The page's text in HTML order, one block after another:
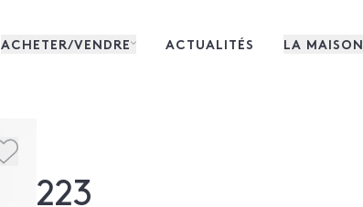
ACHETER/VENDRE ACTUALITÉS LA MAISON
223